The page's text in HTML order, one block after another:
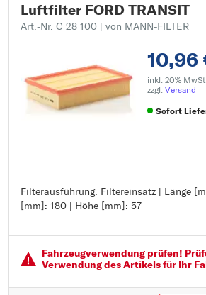
Luftfilter FORD TRANSIT
Art.-Nr. C 28 100 | von MANN-FILTER
10,96
inkl. 20%
zzgl. Versand
Sofort
Filterausführung: Filtereinsatz | Länge
[mm]: 180 | Höhe [mm]: 57
Filterausführung: Filtereinsatz
Länge [mm]: 280
Höhe [mm]: 57
Fahrzeugver­wendung prüfen!
Verwendung des Artikels für Ihr